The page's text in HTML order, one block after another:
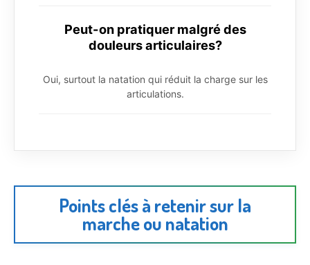
Peut-on pratiquer malgré des
douleurs articulaires?
Oui, surtout la natation qui réduit la charge sur les
articulations.
Points clés à retenir sur la
marche ou natation